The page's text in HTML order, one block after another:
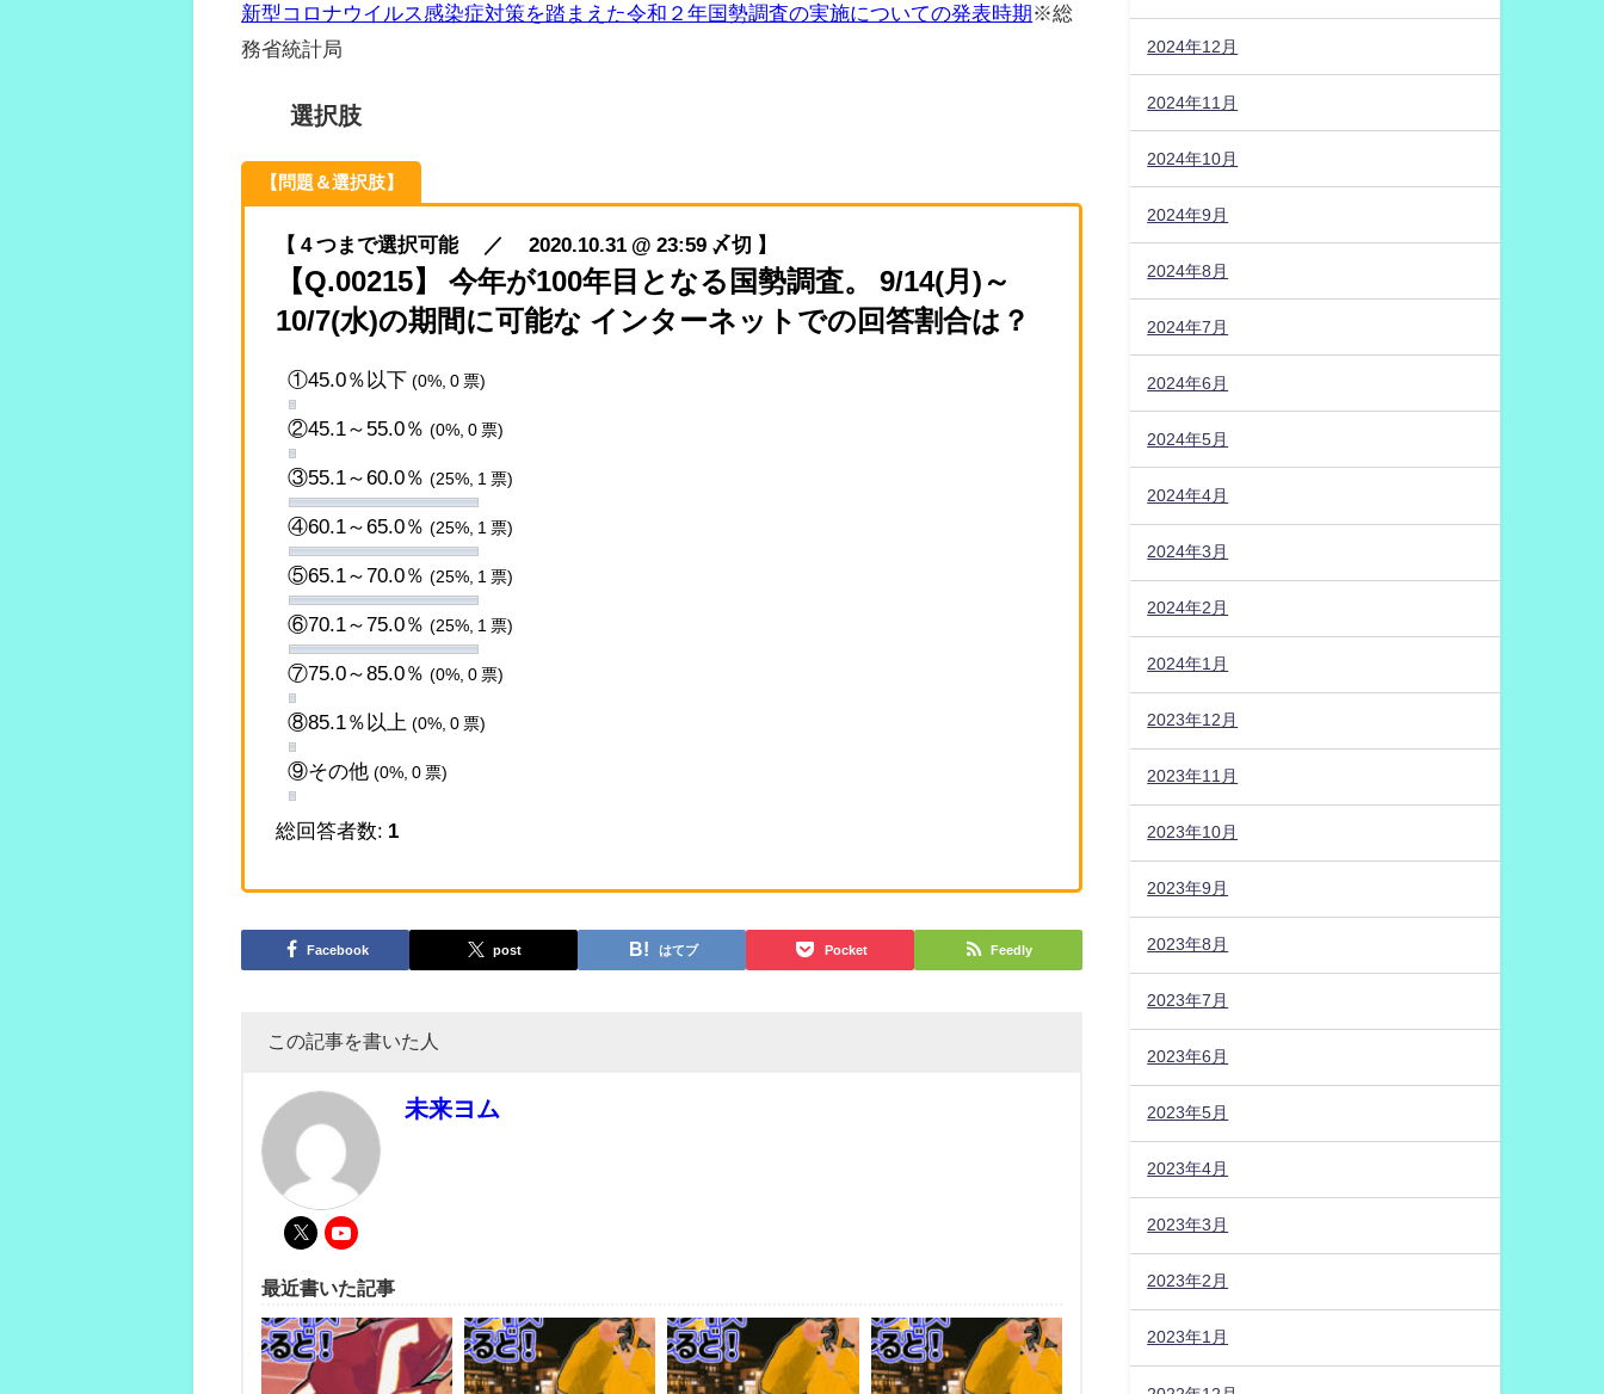
新型コロナウイルス感染症対策を踏まえた令和２年国勢調査の実施についての発表時期※総
務省統計局
選択肢
【問題＆選択肢】
【 4 つまで選択可能 ／ 2020.10.31 @ 23:59 〆切 】
【Q.00215】 今年が100年目となる国勢調査。 9/14(月)～
10/7(水)の期間に可能な インターネットでの回答割合は？
①45.0％以下 (0%, 0 票)
②45.1～55.0％ (0%, 0 票)
③55.1～60.0％ (25%, 1 票)
④60.1～65.0％ (25%, 1 票)
⑤65.1～70.0％ (25%, 1 票)
⑥70.1～75.0％ (25%, 1 票)
⑦75.0～85.0％ (0%, 0 票)
⑧85.1％以上 (0%, 0 票)
⑨その他 (0%, 0 票)
総回答者数: 1
Facebook post はてブ Pocket Feedly
この記事を書いた人
未来ヨム
最近書いた記事
2024年12月
2024年11月
2024年10月
2024年9月
2024年8月
2024年7月
2024年6月
2024年5月
2024年4月
2024年3月
2024年2月
2024年1月
2023年12月
2023年11月
2023年10月
2023年9月
2023年8月
2023年7月
2023年6月
2023年5月
2023年4月
2023年3月
2023年2月
2023年1月